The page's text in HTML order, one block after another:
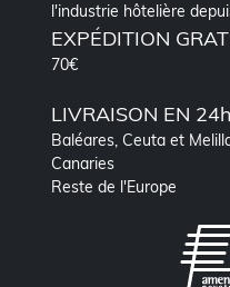
l'industrie hôtelière
EXPÉDITION
70€
LIVRAISON EN
Baléares, Ceuta et
Canaries
Reste de l'Europe